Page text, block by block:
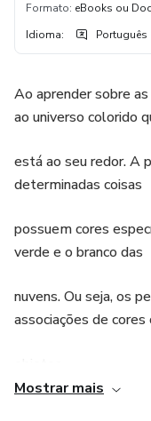
Formato: eBooks ou
Idioma: Português
Ao aprender sobre
ao universo colorido
está ao seu redor. A
determinadas coisas
possuem cores
verde e o branco das
nuvens. Ou seja, os
associações de cores
Mostrar mais